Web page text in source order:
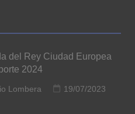
del Rey Ciudad Europea
2024
Lombera
19/07/2023